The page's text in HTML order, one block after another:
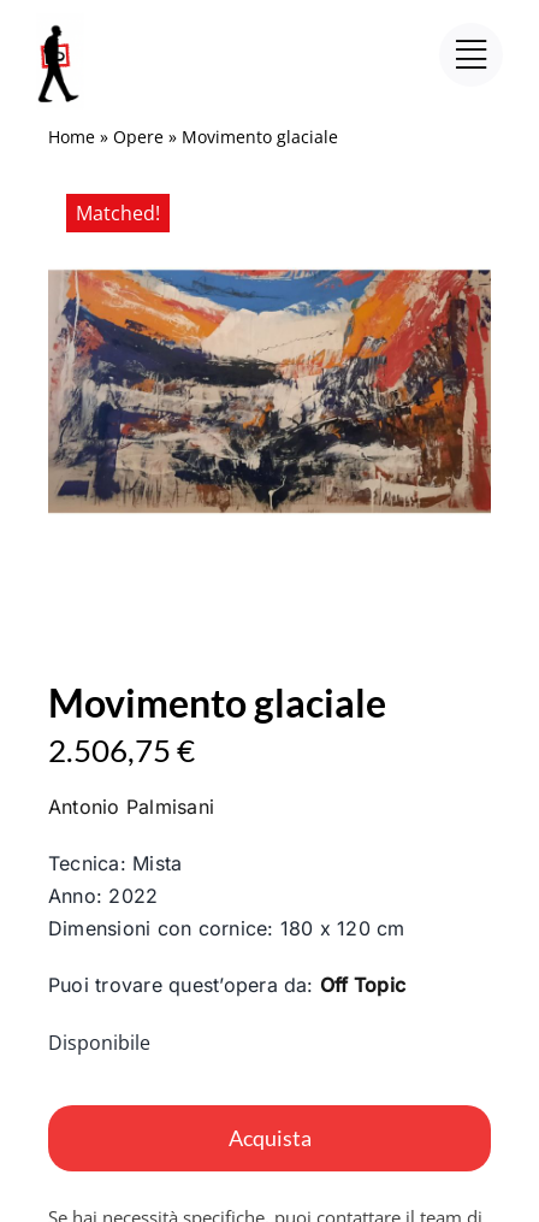
contenuto
Home» Opere» Movimento glaciale
Matched!
Movimento glaciale
Il
prezzo
2.506,75€Il
prezzo
Antonio Palmisani
Tecnica: Mista
Anno: 2022
Dimensioni con cornice: 180 x 120 cm
Puoi trovare quest’opera da: Off Topic
Disponibile
Acquista
Se hai necessità specifiche, puoi contattare il team di